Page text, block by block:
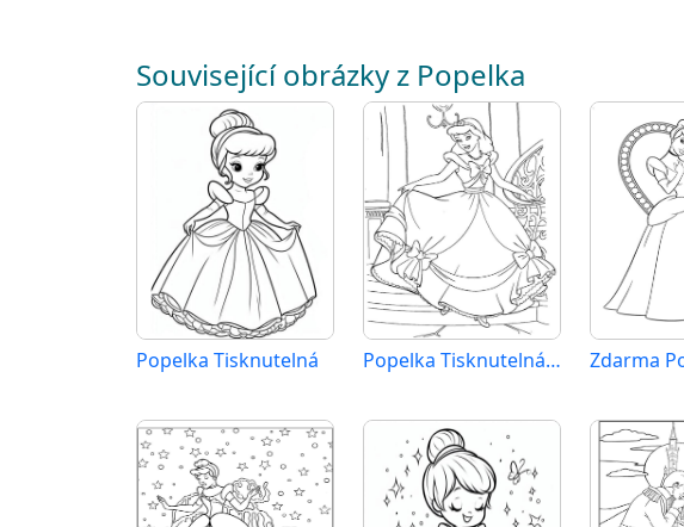
Související obrázky z Popelka
Popelka Tisknutelná Popelka Tisknutelná Zdarma